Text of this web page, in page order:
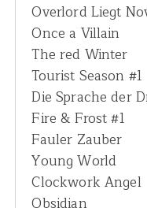
r
:
Overlord Liegt
Once a Villain
The red Winter
Tourist Season #1
Die Sprache der
Fire & Frost #1
Fauler Zauber
Young World
Clockwork Angel